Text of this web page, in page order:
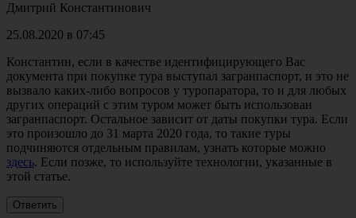
Дмитрий Константинович
25.08.2020 в 07:45
Константин, если в качестве идентифицирующего Вас
документа при покупке тура выступал загранпаспорт, и это не
вызвало каких-либо вопросов у туропаратора, то и для любых
других операций с этим туром может быть использован
загранпаспорт. Остальное зависит от даты покупки тура. Если
это произошло до 31 марта 2020 года, то такие туры
подчиняются отдельным правилам, узнать которые можно
здесь. Если позже, то используйте технологии, указанные в
этой статье.